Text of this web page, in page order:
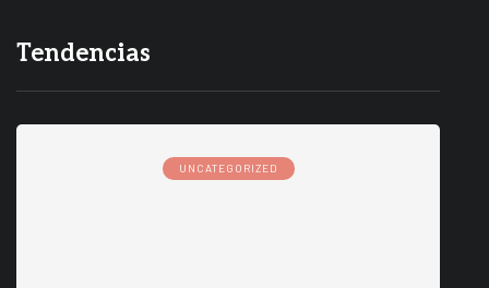
Tendencias
UNCATEGORIZED